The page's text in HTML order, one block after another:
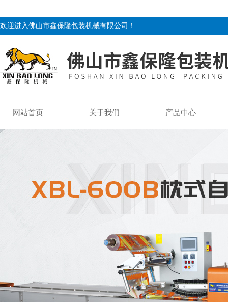
欢迎进入佛山市鑫保隆包装机械有限公司！
网站首页 关于我们 产品中心